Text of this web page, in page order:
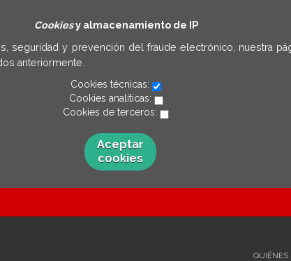
Cookiesy almacenamiento de IP
seguridad y prevención del fraude electrónico, nuestra
anteriormente.
Cookies técnicas:
Cookies analíticas:
Cookies de terceros:
Aceptar
cookies
QUIÉNES